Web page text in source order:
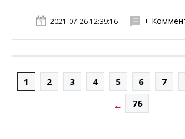
2021-07-26 12:39:16 +
1 2 3 4 5 6 7
...
76